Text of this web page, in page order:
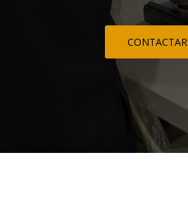
CONTACTAR